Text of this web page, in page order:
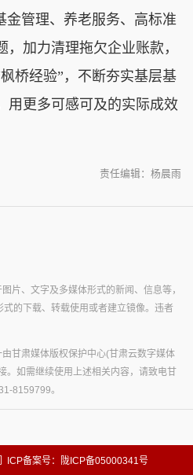
金管理、养老服务、高标准
加力清理拖欠企业账款，
桥经验”，不断夯实基层基
用更多可感可及的实际成效
责任编辑：杨晨雨
片、文字及多媒体形式的新闻、信息等，
的下载、转载使用或者建立镜像。违者
甘肃媒体版权保护中心(甘肃云数字媒体
。如需继续使用上述相关内容，请致电甘
8159799。
ICP备案号：陇ICP备05000341号